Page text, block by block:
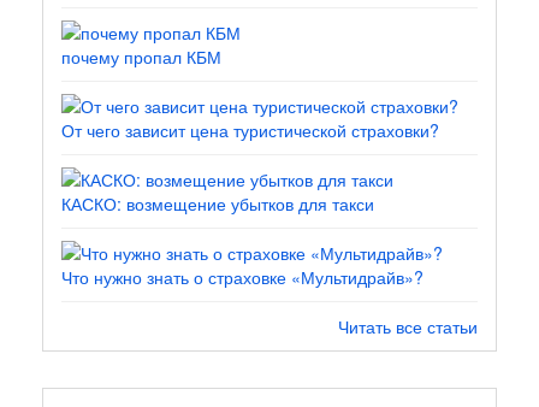
почему пропал КБМ
От чего зависит цена туристической страховки?
КАСКО: возмещение убытков для такси
Что нужно знать о страховке «Мультидрайв»?
Читать все статьи